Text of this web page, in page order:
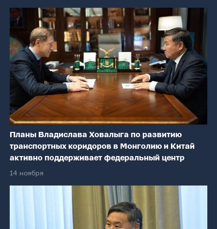
Планы Владислава Ховалыга по развитию
транспортных коридоров в Монголию и Китай
активно поддерживает федеральный центр
14 ноября